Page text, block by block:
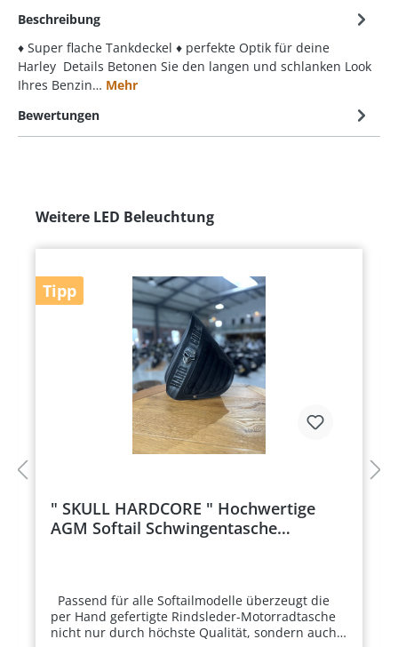
Beschreibung
♦ Super flache Tankdeckel ♦ perfekte Optik für deine
Harley Details Betonen Sie den langen und schlanken Look
Ihres Benzin… Mehr
Bewertungen
Weitere LED Beleuchtung
Tipp
" SKULL HARDCORE " Hochwertige
AGM Softail Schwingentasche
Passend für alle Softailmodelle überzeugt die
per Hand gefertigte Rindsleder-Motorradtasche
nicht nur durch höchste Qualität, sondern auch